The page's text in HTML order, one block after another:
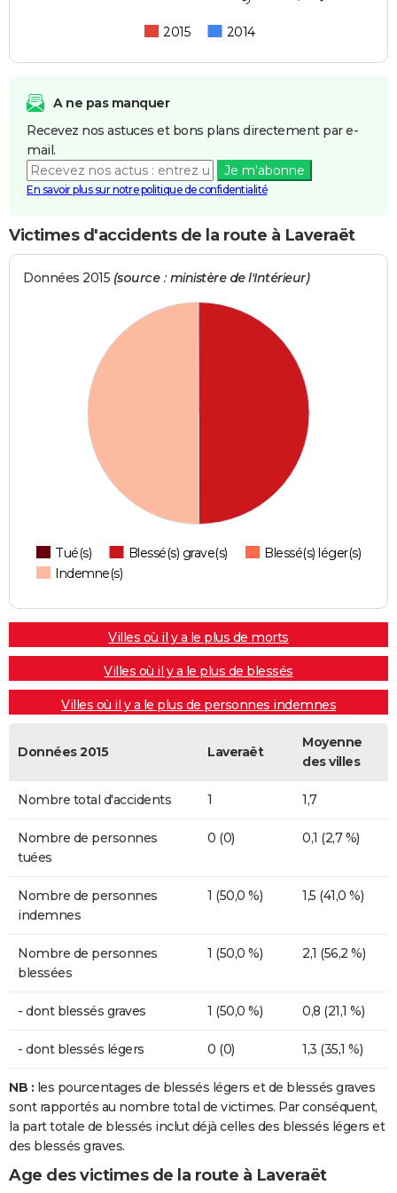
2015 2014
A ne pas manquer
Recevez nos astuces et bons plans directement par e-
mail.
Je m'abonne
En savoir plus sur notre politique de confidentialité
Victimes d'accidents de la route à Laveraët
Données 2015 (source : ministère de l'Intérieur)
Tué(s) Blessé(s) grave(s)
Blessé(s) léger(s)
Indemne(s)
Villes où il y a le plus de morts
Villes où il y a le plus de blessés
Villes où il y a le plus de personnes indemnes
Données 2015 Laveraët
Moyenne
des villes
Nombre total d'accidents 1 1,7
Nombre de personnes
tuées
0 (0) 0,1 (2,7 %)
Nombre de personnes
indemnes
1 (50,0 %) 1,5 (41,0 %)
Nombre de personnes
blessées
1 (50,0 %) 2,1 (56,2 %)
- dont blessés graves 1 (50,0 %) 0,8 (21,1 %)
- dont blessés légers 0 (0) 1,3 (35,1 %)
NB : les pourcentages de blessés légers et de blessés graves
sont rapportés au nombre total de victimes. Par conséquent,
la part totale de blessés inclut déjà celles des blessés légers et
des blessés graves.
Age des victimes de la route à Laveraët